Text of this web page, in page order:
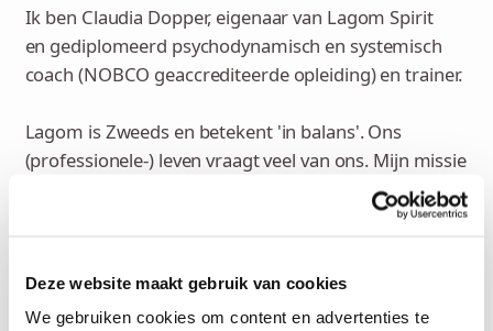
Deze website maakt gebruik van cookies
We gebruiken cookies om content en advertenties te
Ik ben Claudia Dopper, eigenaar van Lagom Spirit
en gediplomeerd psychodynamisch en systemisch
coach (NOBCO geaccrediteerde opleiding) en trainer.
Lagom is Zweeds en betekent 'in balans'. Ons
(professionele-) leven vraagt veel van ons. Mijn missie
is om mensen weer lekker in hun vel te laten zitten..
weer in balans te komen. Met verschillende
afscheid nemen van oude patronen die maken dat je